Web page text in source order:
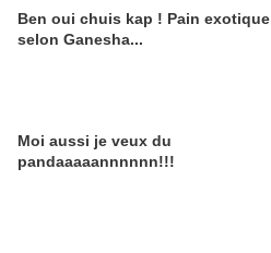
Ben oui chuis kap ! Pain exotique
selon Ganesha...
Moi aussi je veux du
pandaaaaannnnnn!!!